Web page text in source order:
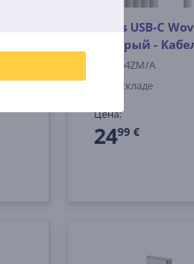
Beats USB-C
м, серый -
MDGD4ZM/A
На складе
Цена:
2499 €